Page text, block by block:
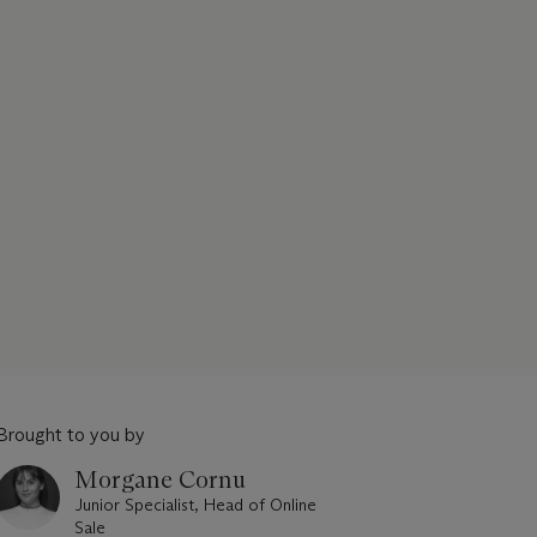
to you by
Morgane Cornu
Junior Specialist, Head of Online
Sale